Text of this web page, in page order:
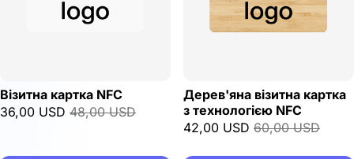
Візитна картка NFC
36,00 USD 48,00 USD
Дерев'яна візитна картка
з технологією NFC
42,00 USD 60,00 USD